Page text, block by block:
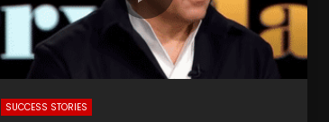
SUCCESS STORIES